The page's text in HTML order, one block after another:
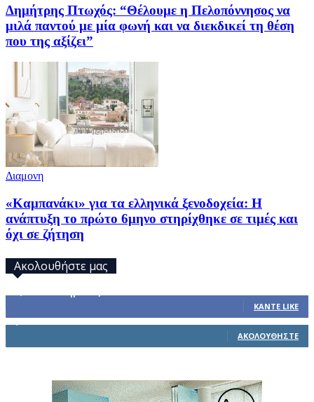
Δημήτρης Πτωχός: “Θέλουμε η Πελοπόννησος να
μιλά παντού με μία φωνή και να διεκδικεί τη θέση
που της αξίζει”
Διαμονη
«Καμπανάκι» για τα ελληνικά ξενοδοχεία: Η
ανάπτυξη το πρώτο 6μηνο στηρίχθηκε σε τιμές και
όχι σε ζήτηση
Ακολουθήστε μας
ΚΆΝΤΕ LIKE
ΑΚΟΛΟΥΘΉΣΤΕ